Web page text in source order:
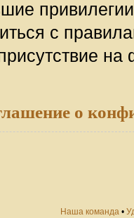
с
на
о
Наша команда •